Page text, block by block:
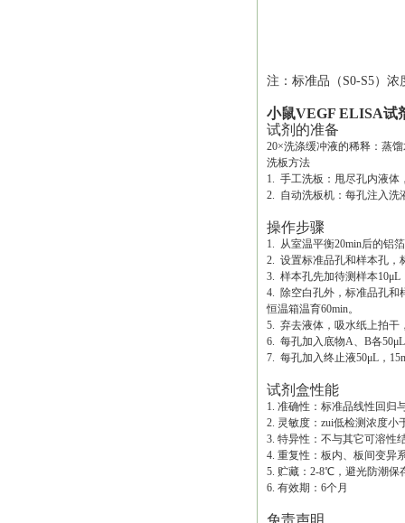
注：标准品（ S0-S5）浓
小鼠VEGF ELISA试
试剂的准备
20×洗涤缓冲液的稀释：蒸
洗板方法
1. 手工洗板：甩尽孔内液体
2. 自动洗板机：每孔注入洗
操作步骤
1. 从室温平衡20min后的铝
2. 设置标准品孔和样本孔，
3. 样本孔先加待测样本10μL
4. 除空白孔外，标准品孔和
恒温箱温育60min。
5. 弃去液体，吸水纸上拍干
6. 每孔加入底物A、B各
7. 每孔加入终止液50μL，
试剂盒性能
1. 准确性：标准品线性回归
2. 灵敏度：zui低检测浓度小
3. 特异性：不与其它可溶性
4. 重复性：板内、板间变异
5. 贮藏：2-8℃，避光防潮保
6. 有效期：6个月
免责声明